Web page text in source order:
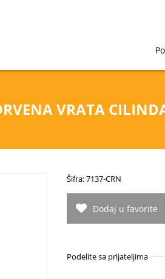
VRATA
Šifra: 7137-CRN
Dodaj u favorite
Podelite sa prijateljima